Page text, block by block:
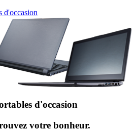
d'occasion
d'occasion
votre bonheur.